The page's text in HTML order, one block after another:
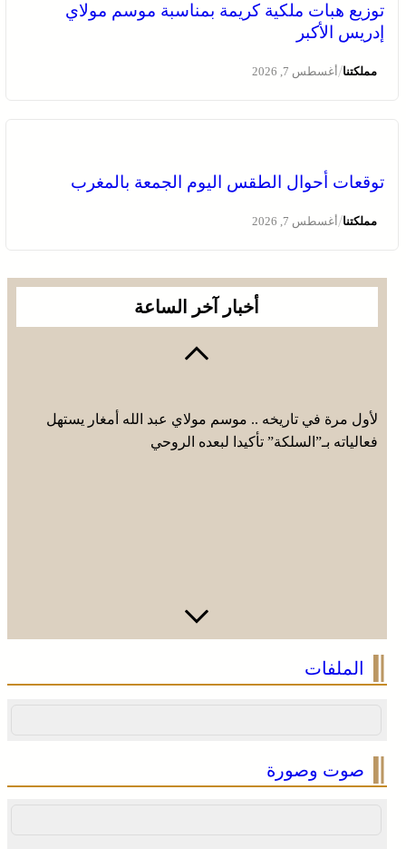
توزيع هبات ملكية كريمة بمناسبة موسم مولاي
إدريس الأكبر
مملكتنا/أغسطس 7, 2026
توقعات أحوال الطقس اليوم الجمعة بالمغرب
مملكتنا/أغسطس 7, 2026
أخبار آخر الساعة
لأول مرة في تاريخه .. موسم مولاي عبد الله أمغار يستهل
فعالياته بـ”السلكة” تأكيدا لبعده الروحي
الملفات
صوت وصورة